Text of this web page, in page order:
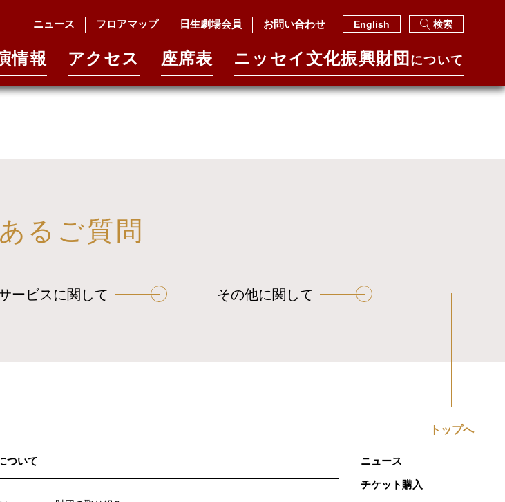
ニュース フロアマップ 日生劇場会員 お問い合わせ English 検索
情報 アクセス 座席表 ニッセイ⽂化振興財団 について
るご質問
ービスに関して その他に関して
トップへ
ついて
ニュース
チケット購入